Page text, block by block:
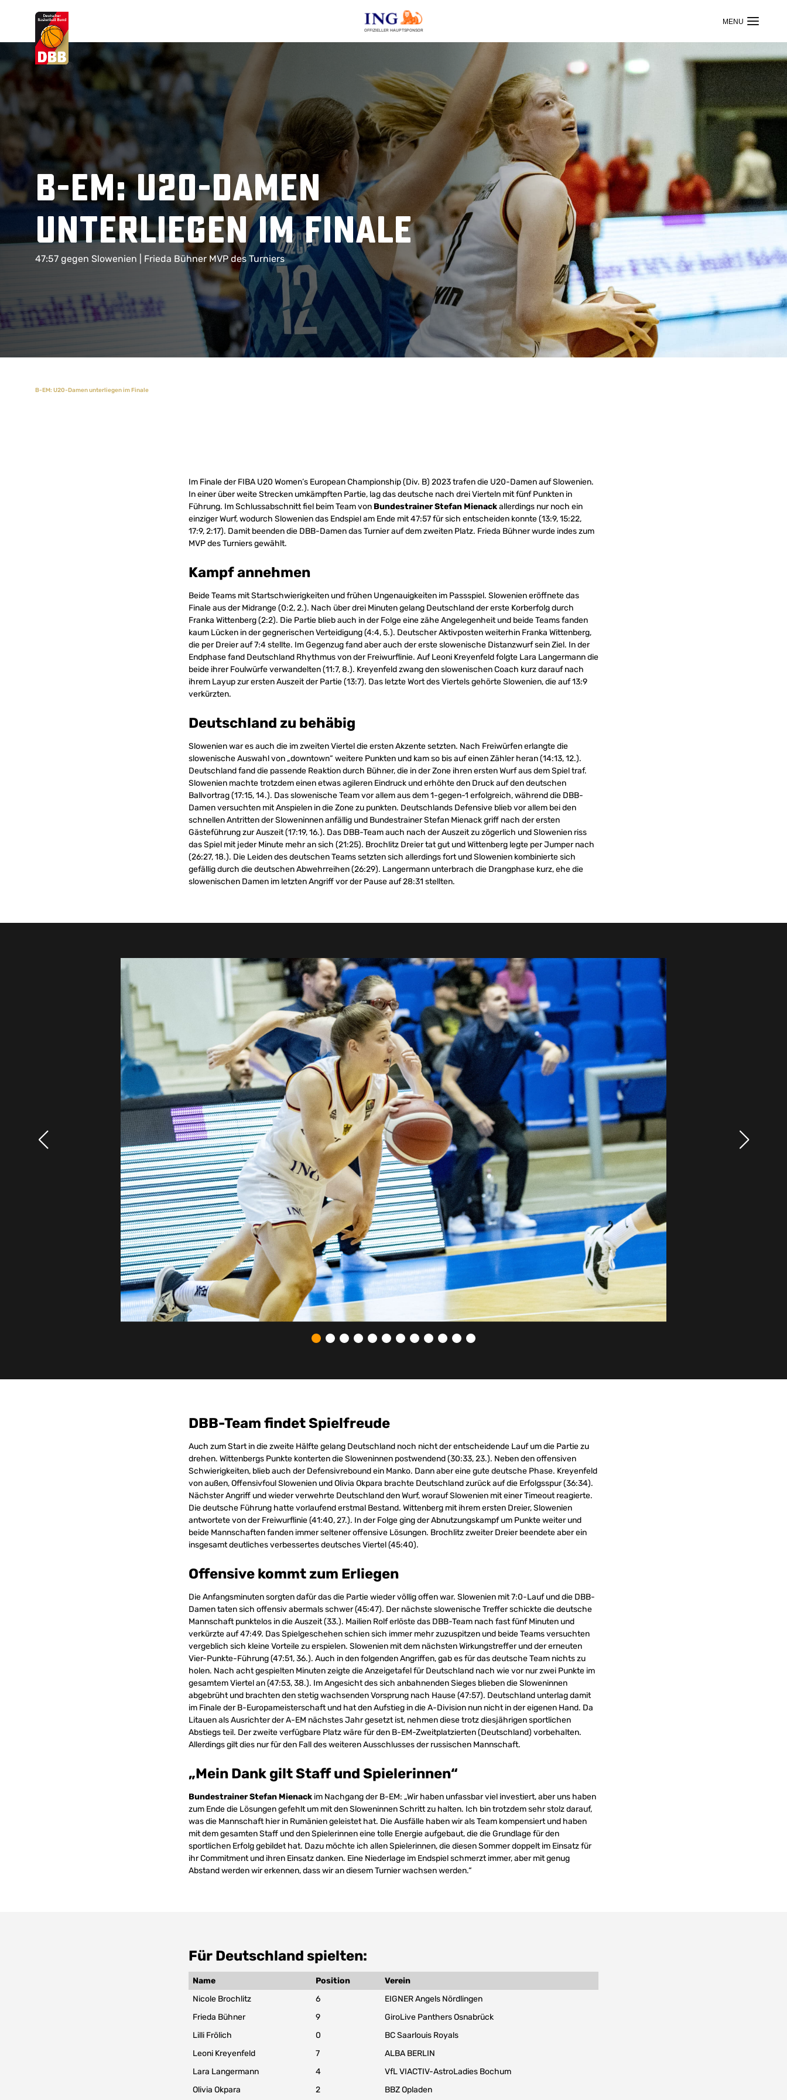
OFFIZIELLER HAUPTSPONSOR
Suchvorschläge
Lorem Ipsum
Dolor Sit
Amet Valputo
B-EM: U20-Damen
unterliegen im Finale
47:57 gegen Slowenien | Frieda Bühner MVP des Turniers
B-EM: U20-Damen unterliegen im Finale
Im Finale der FIBA U20 Women’s European Championship (Div. B) 2023 trafen die U20-Damen auf Slowenien.
In einer über weite Strecken umkämpften Partie, lag das deutsche nach drei Vierteln mit fünf Punkten in
Führung. Im Schlussabschnitt fiel beim Team von Bundestrainer Stefan Mienackallerdings nur noch ein
einziger Wurf, wodurch Slowenien das Endspiel am Ende mit 47:57 für sich entscheiden konnte (13:9, 15:22,
17:9, 2:17). Damit beenden die DBB-Damen das Turnier auf dem zweiten Platz. Frieda Bühner wurde indes zum
MVP des Turniers gewählt.
Kampf annehmen
Beide Teams mit Startschwierigkeiten und frühen Ungenauigkeiten im Passspiel. Slowenien eröffnete das
Finale aus der Midrange (0:2, 2.). Nach über drei Minuten gelang Deutschland der erste Korberfolg durch
Franka Wittenberg (2:2). Die Partie blieb auch in der Folge eine zähe Angelegenheit und beide Teams fanden
kaum Lücken in der gegnerischen Verteidigung (4:4, 5.). Deutscher Aktivposten weiterhin Franka Wittenberg,
die per Dreier auf 7:4 stellte. Im Gegenzug fand aber auch der erste slowenische Distanzwurf sein Ziel. In der
Endphase fand Deutschland Rhythmus von der Freiwurflinie. Auf Leoni Kreyenfeld folgte Lara Langermann die
beide ihrer Foulwürfe verwandelten (11:7, 8.). Kreyenfeld zwang den slowenischen Coach kurz darauf nach
ihrem Layup zur ersten Auszeit der Partie (13:7). Das letzte Wort des Viertels gehörte Slowenien, die auf 13:9
verkürzten.
Deutschland zu behäbig
Slowenien war es auch die im zweiten Viertel die ersten Akzente setzten. Nach Freiwürfen erlangte die
slowenische Auswahl von „downtown“ weitere Punkten und kam so bis auf einen Zähler heran (14:13, 12.).
Deutschland fand die passende Reaktion durch Bühner, die in der Zone ihren ersten Wurf aus dem Spiel traf.
Slowenien machte trotzdem einen etwas agileren Eindruck und erhöhte den Druck auf den deutschen
Ballvortrag (17:15, 14.). Das slowenische Team vor allem aus dem 1-gegen-1 erfolgreich, während die DBB-
Damen versuchten mit Anspielen in die Zone zu punkten. Deutschlands Defensive blieb vor allem bei den
schnellen Antritten der Sloweninnen anfällig und Bundestrainer Stefan Mienack griff nach der ersten
Gästeführung zur Auszeit (17:19, 16.). Das DBB-Team auch nach der Auszeit zu zögerlich und Slowenien riss
das Spiel mit jeder Minute mehr an sich (21:25). Brochlitz Dreier tat gut und Wittenberg legte per Jumper nach
(26:27, 18.). Die Leiden des deutschen Teams setzten sich allerdings fort und Slowenien kombinierte sich
gefällig durch die deutschen Abwehrreihen (26:29). Langermann unterbrach die Drangphase kurz, ehe die
slowenischen Damen im letzten Angriff vor der Pause auf 28:31 stellten.
DBB-Team findet Spielfreude
Auch zum Start in die zweite Hälfte gelang Deutschland noch nicht der entscheidende Lauf um die Partie zu
drehen. Wittenbergs Punkte konterten die Sloweninnen postwendend (30:33, 23.). Neben den offensiven
Schwierigkeiten, blieb auch der Defensivrebound ein Manko. Dann aber eine gute deutsche Phase. Kreyenfeld
von außen, Offensivfoul Slowenien und Olivia Okpara brachte Deutschland zurück auf die Erfolgsspur (36:34).
Nächster Angriff und wieder verwehrte Deutschland den Wurf, worauf Slowenien mit einer Timeout reagierte.
Die deutsche Führung hatte vorlaufend erstmal Bestand. Wittenberg mit ihrem ersten Dreier, Slowenien
antwortete von der Freiwurflinie (41:40, 27.). In der Folge ging der Abnutzungskampf um Punkte weiter und
beide Mannschaften fanden immer seltener offensive Lösungen. Brochlitz zweiter Dreier beendete aber ein
insgesamt deutliches verbessertes deutsches Viertel (45:40).
Offensive kommt zum Erliegen
Die Anfangsminuten sorgten dafür das die Partie wieder völlig offen war. Slowenien mit 7:0-Lauf und die DBB-
Damen taten sich offensiv abermals schwer (45:47). Der nächste slowenische Treffer schickte die deutsche
Mannschaft punktelos in die Auszeit (33.). Mailien Rolf erlöste das DBB-Team nach fast fünf Minuten und
verkürzte auf 47:49. Das Spielgeschehen schien sich immer mehr zuzuspitzen und beide Teams versuchten
vergeblich sich kleine Vorteile zu erspielen. Slowenien mit dem nächsten Wirkungstreffer und der erneuten
Vier-Punkte-Führung (47:51, 36.). Auch in den folgenden Angriffen, gab es für das deutsche Team nichts zu
holen. Nach acht gespielten Minuten zeigte die Anzeigetafel für Deutschland nach wie vor nur zwei Punkte im
gesamtem Viertel an (47:53, 38.). Im Angesicht des sich anbahnenden Sieges blieben die Sloweninnen
abgebrüht und brachten den stetig wachsenden Vorsprung nach Hause (47:57). Deutschland unterlag damit
im Finale der B-Europameisterschaft und hat den Aufstieg in die A-Division nun nicht in der eigenen Hand. Da
Litauen als Ausrichter der A-EM nächstes Jahr gesetzt ist, nehmen diese trotz diesjährigen sportlichen
Abstiegs teil. Der zweite verfügbare Platz wäre für den B-EM-Zweitplatzierten (Deutschland) vorbehalten.
Allerdings gilt dies nur für den Fall des weiteren Ausschlusses der russischen Mannschaft.
„Mein Dank gilt Staff und Spielerinnen“
Bundestrainer Stefan Mienack im Nachgang der B-EM: „Wir haben unfassbar viel investiert, aber uns haben
zum Ende die Lösungen gefehlt um mit den Sloweninnen Schritt zu halten. Ich bin trotzdem sehr stolz darauf,
was die Mannschaft hier in Rumänien geleistet hat. Die Ausfälle haben wir als Team kompensiert und haben
mit dem gesamten Staff und den Spielerinnen eine tolle Energie aufgebaut, die die Grundlage für den
sportlichen Erfolg gebildet hat. Dazu möchte ich allen Spielerinnen, die diesen Sommer doppelt im Einsatz für
ihr Commitment und ihren Einsatz danken. Eine Niederlage im Endspiel schmerzt immer, aber mit genug
Abstand werden wir erkennen, dass wir an diesem Turnier wachsen werden.“
Für Deutschland spielten:
Name Position
Verein
Nicole Brochlitz
6
EIGNER Angels Nördlingen
Frieda Bühner
9
GiroLive Panthers Osnabrück
Lilli Frölich
0
BC Saarlouis Royals
Leoni Kreyenfeld
7
ALBA BERLIN
Lara Langermann
4
VfL VIACTIV-AstroLadies Bochum
Olivia Okpara
2 BBZ Opladen